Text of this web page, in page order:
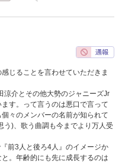
じることを言わせていただきま
涼介とその他大勢のジャニーズJr
す。って言うのは悪口で言って
々のメンバーの名前が知られて
う)、歌う曲調も今までより万人受
前3人と後ろ4人』のイメージか
。年齢的にも先に成長するのは